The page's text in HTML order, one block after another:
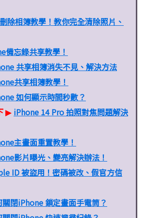
除相簿教學！教你完全清除照片、
備忘錄共享教學！
共享相簿消失不見、解決方法
共享相簿教學！
如何顯示時間秒數？
▶ iPhone 14 Pro 拍照對焦問題解決
主畫面重置教學！
影片曝光、變亮解決辦法！
ID 被盜用！密碼被改、假官方信
關閉iPhone 鎖定畫面手電筒？